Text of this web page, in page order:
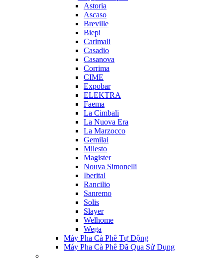
Astoria
Ascaso
Breville
Biepi
Carimali
Casadio
Casanova
Corrima
CIME
Expobar
ELEKTRA
Faema
La Cimbali
La Nuova Era
La Marzocco
Gemilai
Milesto
Magister
Nouva Simonelli
Iberital
Rancilio
Sanremo
Solis
Slayer
Welhome
Wega
Máy Pha Cà Phê Tự Động
Máy Pha Cà Phê Đã Qua Sử Dụng